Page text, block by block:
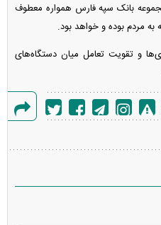
بانک سپه فارس همواره معطوف
مردم بوده و خواهد بود.
و تقویت تعامل میان دستگاه‌های
خطا